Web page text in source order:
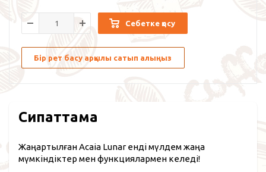
Себетке қосу
Бір рет басу арқылы сатып алыңыз
Сипаттама
Жаңартылған Acaia Lunar енді мүлдем жаңа
мүмкіндіктер мен функциялармен келеді!